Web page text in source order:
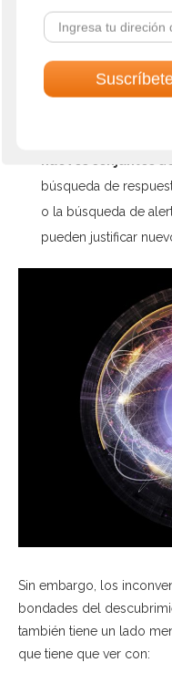
científicos de datos y
están adoptando
convertir los datos
búsqueda de
o la búsqueda de
pueden justificar
Sin embargo, los
bondades del
también tiene un lado
que tiene que ver con: